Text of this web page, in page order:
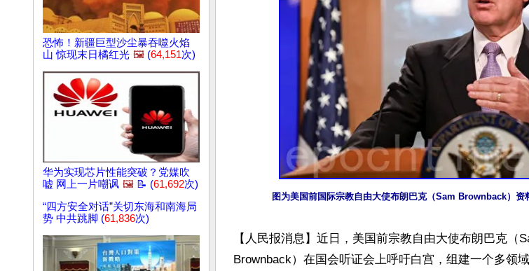
恐怖！新疆巨型沙尘暴吞噬火焰
山 惊现末日橘红光 🖼️ (64,151次)
华为实现芯片性能突破？党媒吹
嘘 网上一片嘲讽 🖼️ 📝 (61,692次)
“四方安全对话”关切东海和南海局
势 中共跳脚 (61,836次)
图为美国前国际宗教自由大使布朗巴克（Sam Brownback）资
【人民报消息】近日，美国前宗教自由大使布朗巴克（
Brownback）在国会听证会上呼吁白宫，组建一个多领